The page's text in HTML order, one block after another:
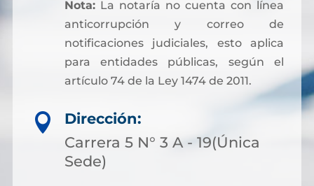
Nota:La notaría no cuenta con línea
anticorrupción y correo de
notificaciones judiciales, esto aplica
para entidades públicas, según el
artículo 74 de la Ley 1474 de 2011.

Dirección:
Carrera 5 N° 3 A - 19(Única
Sede)